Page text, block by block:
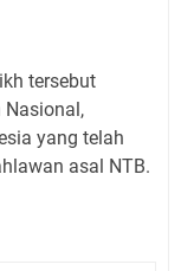
tersebut
yang telah
asal NTB.